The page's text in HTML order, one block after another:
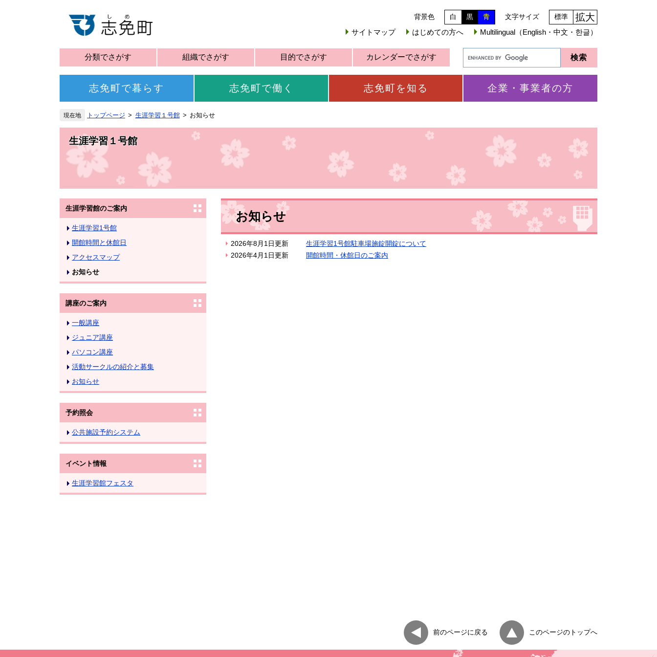
背景色 白 黒 青 文字サイズ 標準 拡大
サイトマップ はじめての方へ Multilingual（English・中文・한글）
分類でさがす 組織でさがす 目的でさがす カレンダーでさがす
志免町で暮らす 志免町で働く 志免町を知る 企業・事業者の方
トップページ 生涯学習１号館 お知らせ
生涯学習１号館
生涯学習館のご案内
生涯学習1号館
開館時間と休館日
アクセスマップ
お知らせ
講座のご案内
一般講座
ジュニア講座
パソコン講座
活動サークルの紹介と募集
お知らせ
予約照会
公共施設予約システム
イベント情報
生涯学習館フェスタ
お知らせ
2026年8月1日更新
生涯学習1号館駐車場施錠開錠について
2026年4月1日更新
開館時間・休館日のご案内
前のページに戻る このページのトップへ